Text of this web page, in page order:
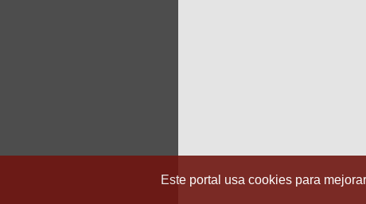
Este portal usa cookies para